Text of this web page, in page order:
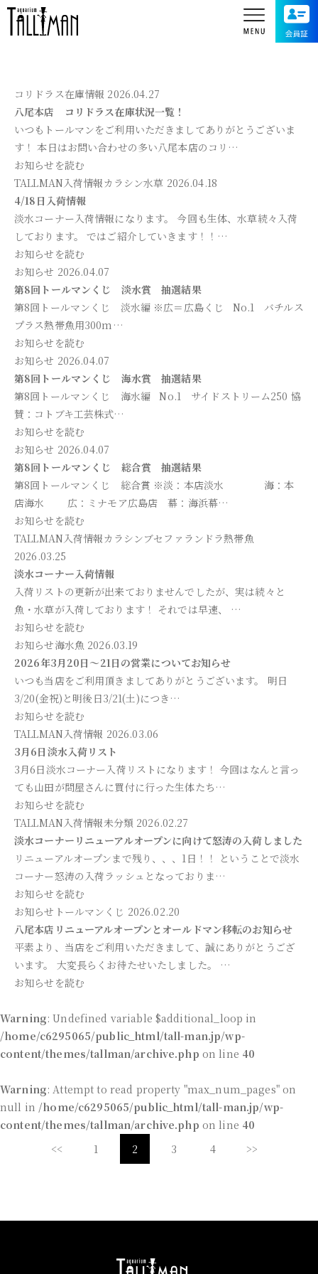
コリドラス在庫情報 2026.04.27
八尾本店 コリドラス在庫状況一覧！
いつもトールマンをご利用いただきましてありがとうございま
す！ 本日はお問い合わせの多い八尾本店のコリ…
お知らせを読む
TALLMAN入荷情報カラシン水草 2026.04.18
4/18日入荷情報
淡水コーナー入荷情報になります。 今回も生体、水草続々入荷
しております。 ではご紹介していきます！！…
お知らせを読む
お知らせ 2026.04.07
第8回トールマンくじ 淡水賞 抽選結果
第8回トールマンくじ 淡水編 ※広＝広島くじ No.1 バチルス
プラス熱帯魚用300m…
お知らせを読む
お知らせ 2026.04.07
第8回トールマンくじ 海水賞 抽選結果
第8回トールマンくじ 海水編 No.1 サイドストリーム250 協
賛：コトブキ工芸株式…
お知らせを読む
お知らせ 2026.04.07
第8回トールマンくじ 総合賞 抽選結果
第8回トールマンくじ 総合賞 ※淡：本店淡水 海：本
店海水 広：ミナモア広島店 幕：海浜幕…
お知らせを読む
TALLMAN入荷情報カラシンブセファランドラ熱帯魚
2026.03.25
淡水コーナー入荷情報
入荷リストの更新が出来ておりませんでしたが、実は続々と
魚・水草が入荷しております！ それでは早速、 …
お知らせを読む
お知らせ海水魚 2026.03.19
2026年3月20日～21日の営業についてお知らせ
いつも当店をご利用頂きましてありがとうございます。 明日
3/20(金祝)と明後日3/21(土)につき…
お知らせを読む
TALLMAN入荷情報 2026.03.06
3月6日淡水入荷リスト
3月6日淡水コーナー入荷リストになります！ 今回はなんと言っ
ても山田が問屋さんに買付に行った生体たち…
お知らせを読む
TALLMAN入荷情報未分類 2026.02.27
淡水コーナーリニューアルオープンに向けて怒涛の入荷しました
リニューアルオープンまで残り、、、1日！！ ということで淡水
コーナー怒涛の入荷ラッシュとなっておりま…
お知らせを読む
お知らせ トールマンくじ 2026.02.20
八尾本店リニューアルオープンとオールドマン移転のお知らせ
平素より、当店をご利用いただきまして、誠にありがとうござ
います。 大変長らくお待たせいたしました。 …
お知らせを読む
Warning: Undefined variable $additional_loop in
/home/c6295065/public_html/tall-man.jp/wp-
content/themes/tallman/archive.php on line 40
Warning: Attempt to read property "max_num_pages" on
null in /home/c6295065/public_html/tall-man.jp/wp-
content/themes/tallman/archive.php on line 40
<<
1 2 3 4 >>